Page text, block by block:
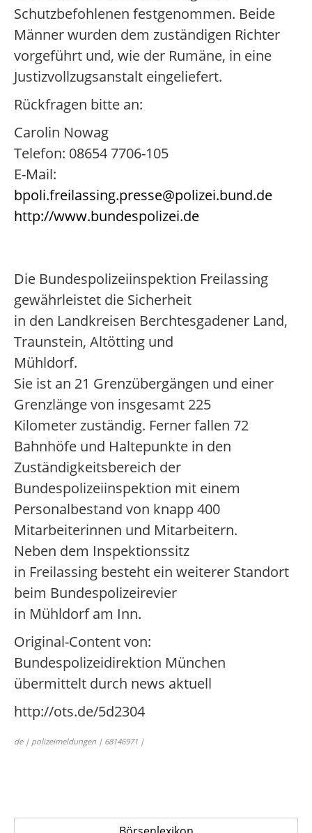
Schutzbefohlenen festgenommen. Beide
Männer wurden dem zuständigen Richter
vorgeführt und, wie der Rumäne, in eine
Justizvollzugsanstalt eingeliefert.
Rückfragen bitte an:
Carolin Nowag
Telefon: 08654 7706-105
E-Mail:
bpoli.freilassing.presse@polizei.bund.de
http://www.bundespolizei.de
Die Bundespolizeiinspektion Freilassing
gewährleistet die Sicherheit
in den Landkreisen Berchtesgadener Land,
Traunstein, Altötting und
Mühldorf.
Sie ist an 21 Grenzübergängen und einer
Grenzlänge von insgesamt 225
Kilometer zuständig. Ferner fallen 72
Bahnhöfe und Haltepunkte in den
Zuständigkeitsbereich der
Bundespolizeiinspektion mit einem
Personalbestand von knapp 400
Mitarbeiterinnen und Mitarbeitern.
Neben dem Inspektionssitz
in Freilassing besteht ein weiterer Standort
beim Bundespolizeirevier
in Mühldorf am Inn.
Original-Content von:
Bundespolizeidirektion München
übermittelt durch news aktuell
http://ots.de/5d2304
de | polizeimeldungen | 68146971 |